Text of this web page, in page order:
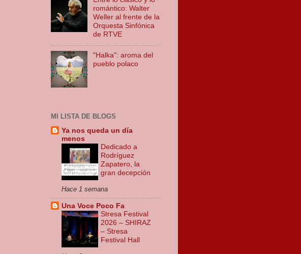
romántico: Walter
Weller al frente de la
Orquesta Sinfónica
de RTVE
"Halka": aroma del
pueblo polaco
MI LISTA DE BLOGS
Ya nos queda un día
menos
Dedicado a
Rodríguez
Zapatero, la
gran decepción
Hace 1 semana
Una Voce Poco Fa
Stresa Festival
2026 – SHIRAZ
– Stresa
Festival Hall